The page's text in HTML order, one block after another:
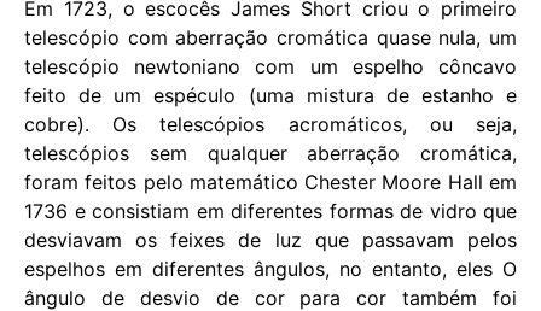
Em 1723, o escocês James Short criou o primeiro
telescópio com aberração cromática quase nula, um
telescópio newtoniano com um espelho côncavo
feito de um espéculo (uma mistura de estanho e
cobre). Os telescópios acromáticos, ou seja,
telescópios sem qualquer aberração cromática,
foram feitos pelo matemático Chester Moore Hall em
1736 e consistiam em diferentes formas de vidro que
desviavam os feixes de luz que passavam pelos
espelhos em diferentes ângulos, no entanto, eles O
ângulo de desvio de cor para cor também foi